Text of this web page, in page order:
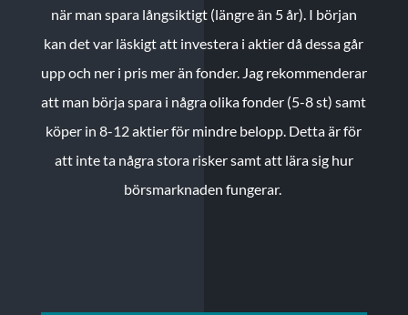
när man spara långsiktigt (längre än 5 år). I början
kan det var läskigt att investera i aktier då dessa går
upp och ner i pris mer än fonder. Jag rekommenderar
att man börja spara i några olika fonder (5-8 st) samt
köper in 8-12 aktier för mindre belopp. Detta är för
att inte ta några stora risker samt att lära sig hur
börsmarknaden fungerar.